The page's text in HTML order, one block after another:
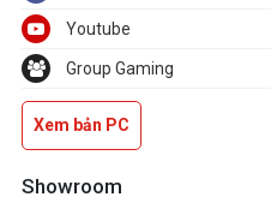
Youtube
Group Gaming
Xem bản PC
Showroom